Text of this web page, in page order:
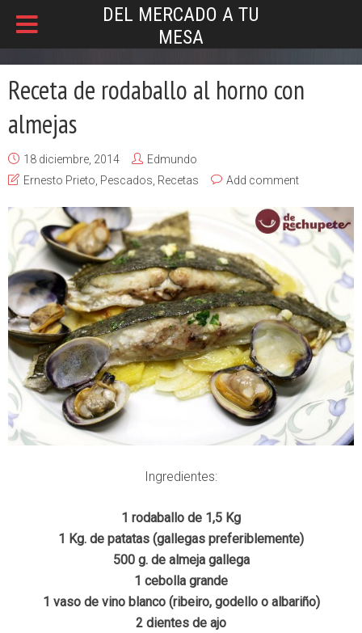
DEL MERCADO A TU
MESA
Receta de rodaballo al horno con
almejas
18 diciembre, 2014
Edmundo
Ernesto Prieto Pescados Recetas Add comment
Ingredientes:
1 rodaballo de 1,5 Kg
1 Kg. de patatas (gallegas preferiblemente)
500 g. de almeja gallega
1 cebolla grande
1 vaso de vino blanco (ribeiro, godello o albariño)
2 dientes de ajo